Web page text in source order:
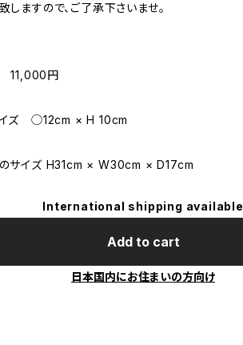
しますので、ご了承下さいませ。
11,000円
ズ ◯12cm × H 10cm
サイズ H31cm × W30cm × D17cm
International shipping available
Add to cart
日本国内にお住まいの方向け